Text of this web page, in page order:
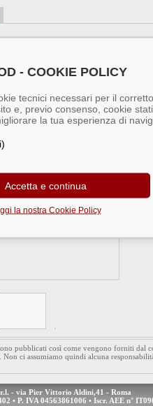
La
e
pubblicati così come vengono forniti dal
ci assumiamo quindi alcuna
- via Pier Vittorio Aldini,41 - Roma
• P. IVA 04563861006 • Iscr. AEE n°
- COOKIE POLICY
tecnici necessari per il corretto
e, previo consenso, cookie
la tua esperienza di
Accetta e continua
la nostra Cookie Policy